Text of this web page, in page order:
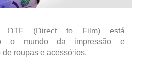
DTF (Direct to Film) está
o mundo da impressão e
de roupas e acessórios.